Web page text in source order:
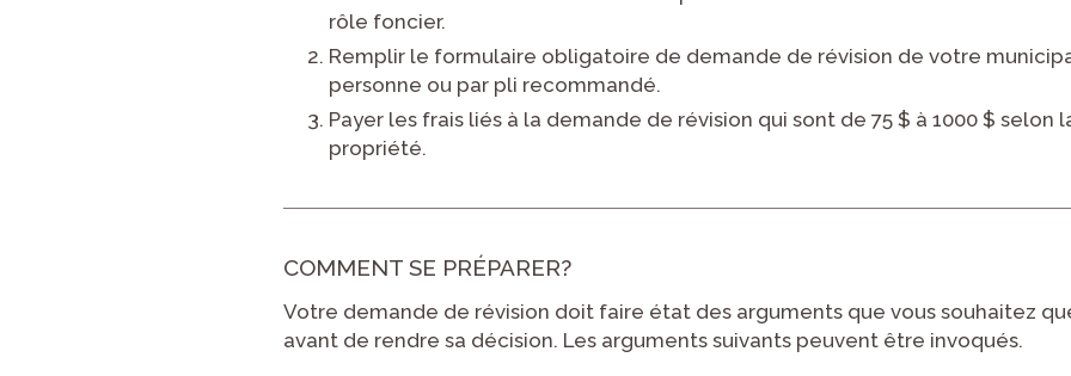
rôle foncier.
Remplir le formulaire obligatoire de demande de révision de votre
personne ou par pli recommandé.
Payer les frais liés à la demande de révision qui sont de 75 $ à 1000 $ selon
propriété.
COMMENT SE PRÉPARER?
Votre demande de révision doit faire état des arguments que vous souhaitez
avant de rendre sa décision. Les arguments suivants peuvent être invoqués.